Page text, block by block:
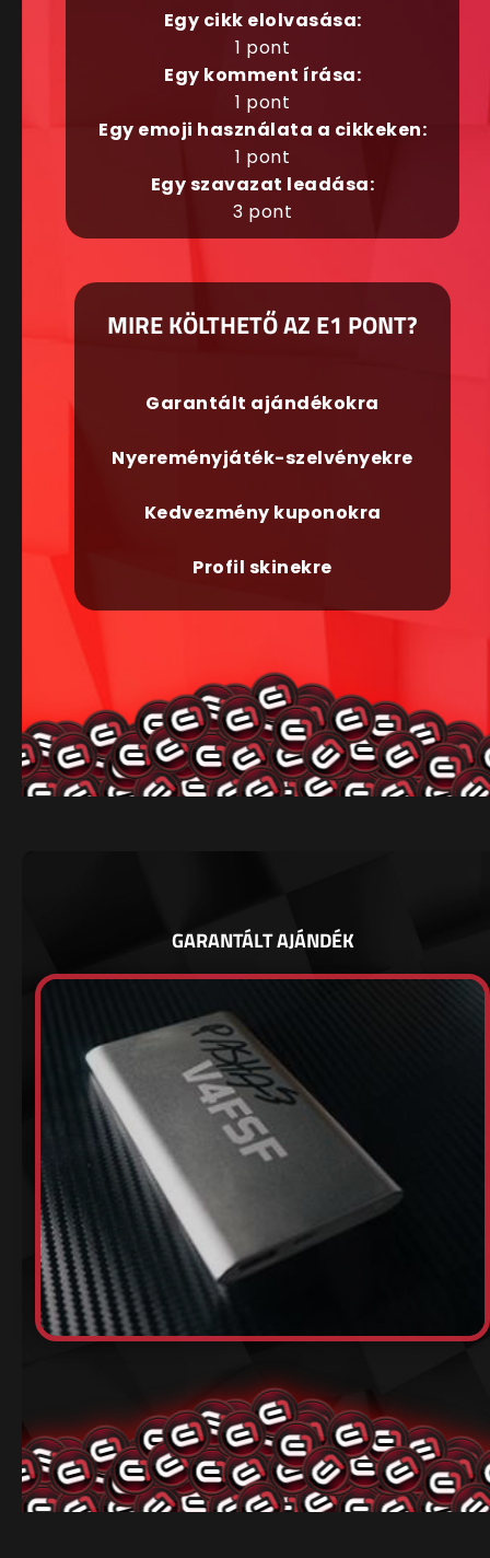
Egy cikk elolvasása:
1 pont
Egy komment írása:
1 pont
Egy emoji használata a cikkeken:
1 pont
Egy szavazat leadása:
3 pont
MIRE KÖLTHETŐ AZ E1 PONT?
Garantált ajándékokra
Nyereményjáték-szelvényekre
Kedvezmény kuponokra
Profil skinekre
GARANTÁLT AJÁNDÉK